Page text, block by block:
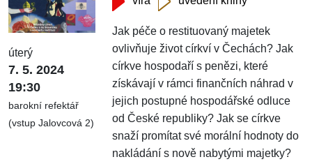
úterý
7. 5. 2024
19:30
barokní refektář
(vstup Jalovcová 2)
Jak péče o restituovaný majetek
ovlivňuje život církví v Čechách? Jak
církve hospodaří s penězi, které
získávají v rámci finančních náhrad v
jejich postupné hospodářské odluce
od České republiky? Jak se církve
snaží promítat své morální hodnoty do
nakládání s nově nabytými majetky?